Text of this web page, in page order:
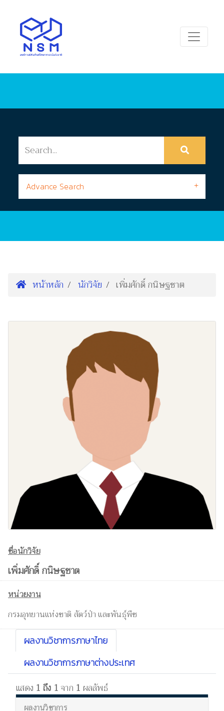
Advance Search
หน้าหลัก นักวิจัย เพิ่มศักดิ์ กนิษฐชาต
ชื่อนักวิจัย
เพิ่มศักดิ์ กนิษฐชาต
หน่วยงาน
กรมอุทยานแห่งชาติ สัตว์ป่า และพันธุ์พืช
ผลงานวิชาการภาษาไทย
ผลงานวิชาการภาษาต่างประเทศ
แสดง 1 ถึง 1จาก 1 ผลลัพธ์